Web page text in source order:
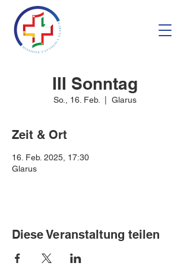
III Sonntag
So., 16. Feb. Glarus
Zeit & Ort
16. Feb. 2025, 17:30
Glarus
Diese Veranstaltung teilen